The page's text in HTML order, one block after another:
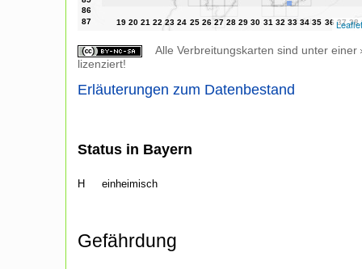
Leaflet
Alle Verbreitungskarten sind unter einer
lizenziert!
Erläuterungen zum Datenbestand
Status in Bayern
H einheimisch
Gefährdung